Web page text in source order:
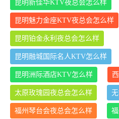
昆明新佳华KTV夜总会怎么样
昆明魅力金座KTV夜总会怎么样
昆明铂金永利夜总会怎么样
昆明融城国际名人KTV怎么样
昆明洲际酒店KTV怎么样
太原玫瑰园夜总会怎么样
福州琴台会夜总会怎么样